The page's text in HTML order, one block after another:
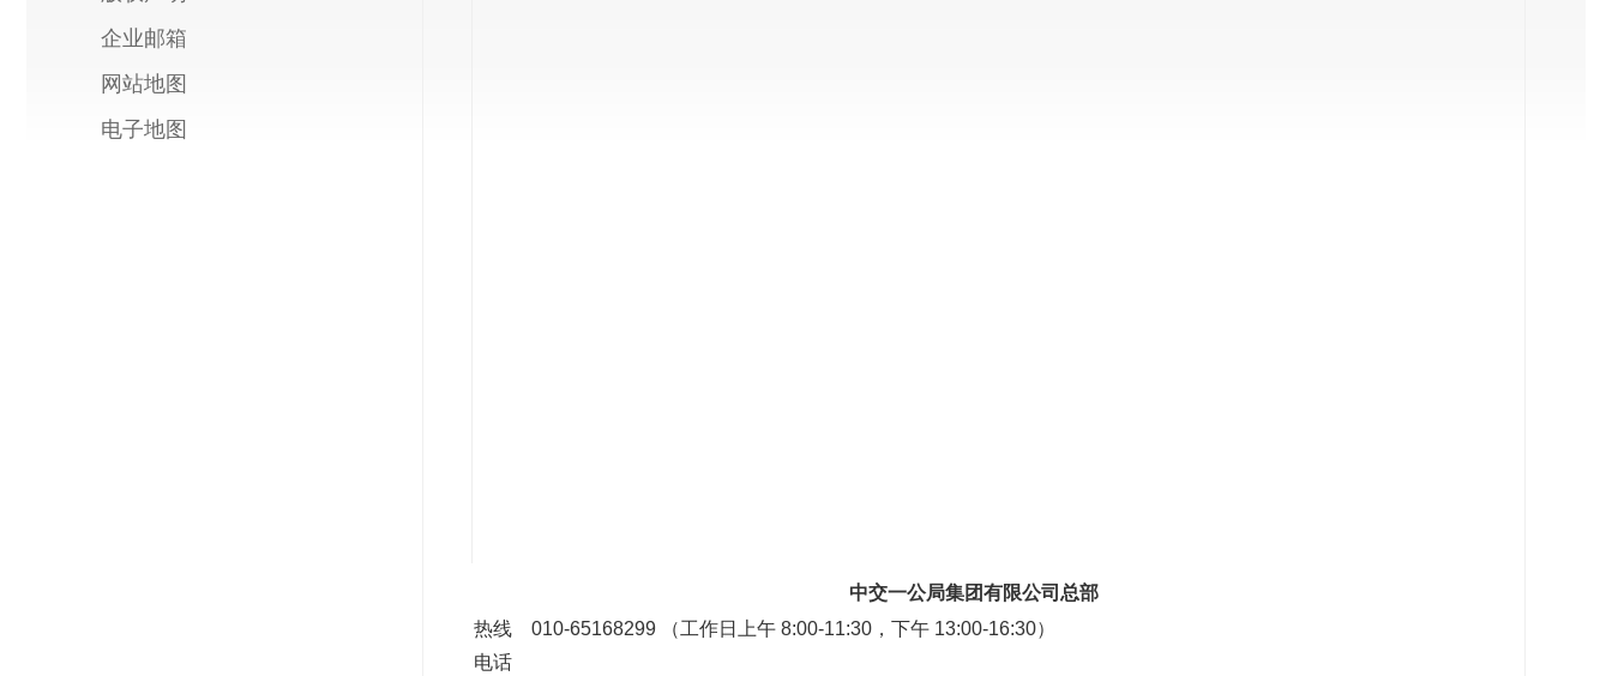
企业邮箱
网站地图
电子地图
中交一公局集团有限公司总部
热线
电话
010-65168299 （工作日上午 8:00-11:30，下午 13:00-16:30）